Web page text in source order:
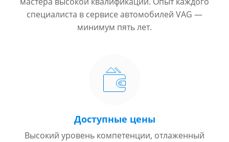
специалиста в сервисе автомобилей VAG —
минимум пять лет.
Доступные цены
Высокий уровень компетенции, отлаженный